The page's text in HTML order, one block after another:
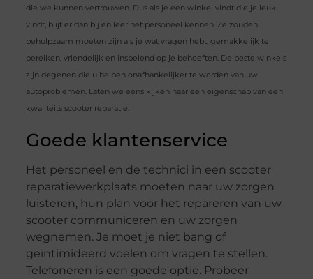
die we kunnen vertrouwen. Dus als je een winkel vindt die je leuk
vindt, blijf er dan bij en leer het personeel kennen. Ze zouden
behulpzaam moeten zijn als je wat vragen hebt, gemakkelijk te
bereiken, vriendelijk en inspelend op je behoeften. De beste winkels
zijn degenen die u helpen onafhankelijker te worden van uw
autoproblemen. Laten we eens kijken naar een eigenschap van een
kwaliteits scooter reparatie.
Goede klantenservice
Het personeel en de technici in een scooter
reparatiewerkplaats moeten naar uw zorgen
luisteren, hun plan voor het repareren van uw
scooter communiceren en uw zorgen
wegnemen. Je moet je niet bang of
geïntimideerd voelen om vragen te stellen.
Telefoneren is een goede optie. Probeer